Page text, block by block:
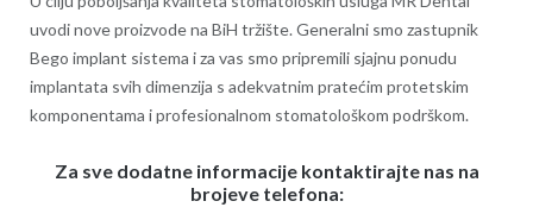
uvodi nove proizvode na BiH tržište. Generalni smo zastupnik
Bego implant sistema i za vas smo pripremili sjajnu ponudu
implantata svih dimenzija s adekvatnim pratećim protetskim
komponentama i profesionalnom stomatološkom podrškom.
Za sve dodatne informacije kontaktirajte nas na
brojeve telefona: